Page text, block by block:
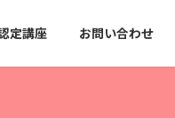
定講座 お問い合わせ